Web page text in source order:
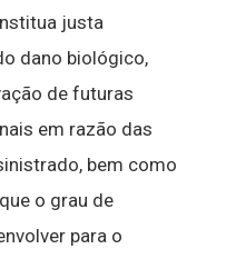
justa
dano biológico,
de futuras
em razão das
bem como
que o grau de
para o